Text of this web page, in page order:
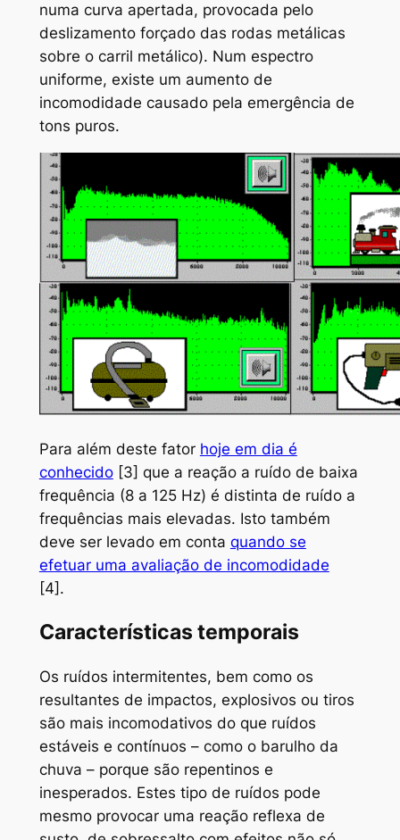
numa curva apertada, provocada pelo
deslizamento forçado das rodas metálicas
sobre o carril metálico). Num espectro
uniforme, existe um aumento de
incomodidade causado pela emergência de
tons puros.
Para além deste fator hoje em dia é
conhecido[3] que a reação a ruído de baixa
frequência (8 a 125 Hz) é distinta de ruído a
frequências mais elevadas. Isto também
deve ser levado em conta quando se
efetuar uma avaliação de incomodidade
[4].
Características temporais
Os ruídos intermitentes, bem como os
resultantes de impactos, explosivos ou tiros
são mais incomodativos do que ruídos
estáveis e contínuos – como o barulho da
chuva – porque são repentinos e
inesperados. Estes tipo de ruídos pode
mesmo provocar uma reação reflexa de